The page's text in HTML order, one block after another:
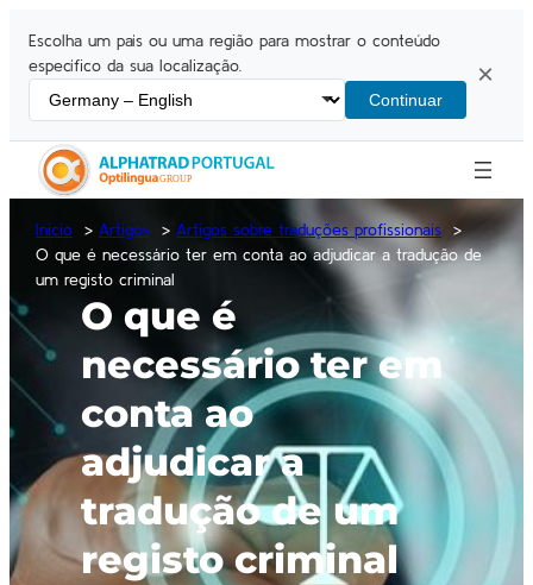
Escolha um país ou uma região para mostrar o conteúdo
específico da sua localização.
Continuar
×
Inicio Artigos
Artigos sobre traduções profissionais
O que é necessário ter em conta ao adjudicar a tradução de
um registo criminal
O que é
necessário ter em
conta ao
adjudicar a
tradução de um
registo criminal